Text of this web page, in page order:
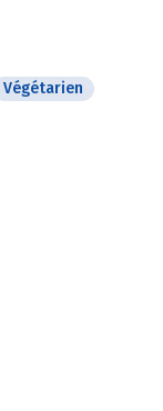
Végétarien